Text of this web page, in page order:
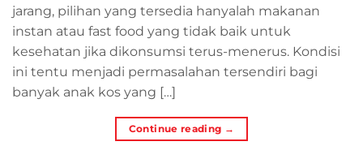
jarang, pilihan yang tersedia hanyalah makanan
instan atau fast food yang tidak baik untuk
kesehatan jika dikonsumsi terus-menerus. Kondisi
ini tentu menjadi permasalahan tersendiri bagi
banyak anak kos yang […]
Continue reading →